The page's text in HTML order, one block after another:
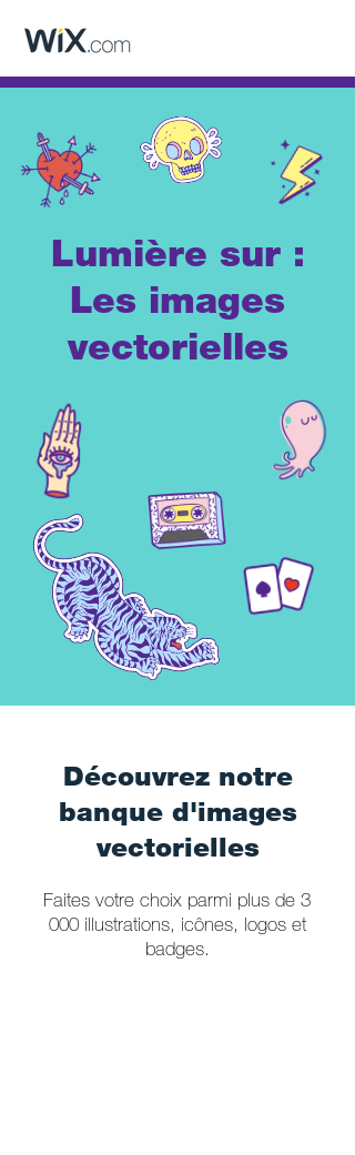
Lumière sur :
Les images
vectorielles
Découvrez notre
banque d'images
vectorielles
Faites votre choix parmi plus de 3
000 illustrations, icônes, logos et
badges.